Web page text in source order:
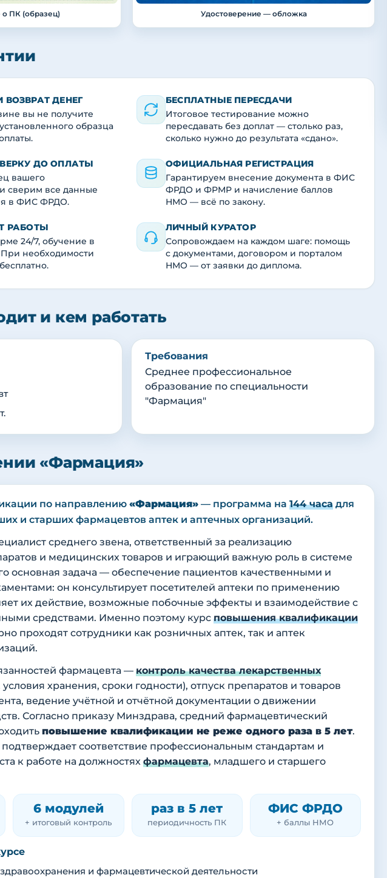
о ПК (образец) Удостоверение — обложка
ДЕНЕГ
вы не получите
образца
БЕСПЛАТНЫЕ ПЕРЕСДАЧИ
Итоговое тестирование можно
пересдавать без доплат — столько раз,
сколько нужно до результата «сдано».
ДО ОПЛАТЫ
вашего
сверим все данные
в ФИС ФРДО.
ОФИЦИАЛЬНАЯ РЕГИСТРАЦИЯ
Гарантируем внесение документа в ФИС
ФРДО и ФРМР и начисление баллов
НМО — всё по закону.
РАБОТЫ
24/7, обучение в
необходимости
ЛИЧНЫЙ КУРАТОР
Сопровождаем на каждом шаге: помощь
с документами, договором и порталом
НМО — от заявки до диплома.
и кем работать
Требования
Среднее профессиональное
образование по специальности
"Фармация"
«Фармация»
по направлению «Фармация» — программа на 144 часа для
и старших фармацевтов аптек и аптечных организаций.
среднего звена, ответственный за реализацию
и медицинских товаров и играющий важную роль в системе
основная задача — обеспечение пациентов качественными и
он консультирует посетителей аптеки по применению
их действие, возможные побочные эффекты и взаимодействие с
средствами. Именно поэтому курс повышения квалификации
проходят сотрудники как розничных аптек, так и аптек
фармацевта — контроль качества лекарственных
хранения, сроки годности), отпуск препаратов и товаров
ведение учётной и отчётной документации о движении
Согласно приказу Минздрава, средний фармацевтический
повышение квалификации не реже одного раза в 5 лет.
соответствие профессиональным стандартам и
к работе на должностях фармацевта, младшего и старшего
6 модулей
+ итоговый контроль
раз в 5 лет
периодичность ПК
ФИС ФРДО
+ баллы НМО
и фармацевтической деятельности